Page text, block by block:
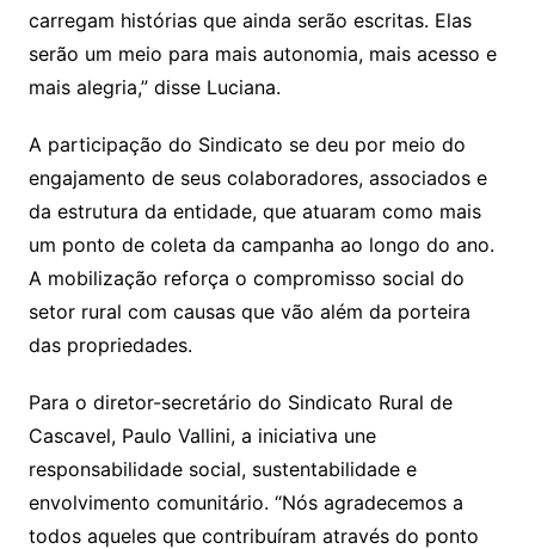
carregam histórias que ainda serão escritas. Elas
serão um meio para mais autonomia, mais acesso e
mais alegria,” disse Luciana.
A participação do Sindicato se deu por meio do
engajamento de seus colaboradores, associados e
da estrutura da entidade, que atuaram como mais
um ponto de coleta da campanha ao longo do ano.
A mobilização reforça o compromisso social do
setor rural com causas que vão além da porteira
das propriedades.
Para o diretor-secretário do Sindicato Rural de
Cascavel, Paulo Vallini, a iniciativa une
responsabilidade social, sustentabilidade e
envolvimento comunitário. “Nós agradecemos a
todos aqueles que contribuíram através do ponto